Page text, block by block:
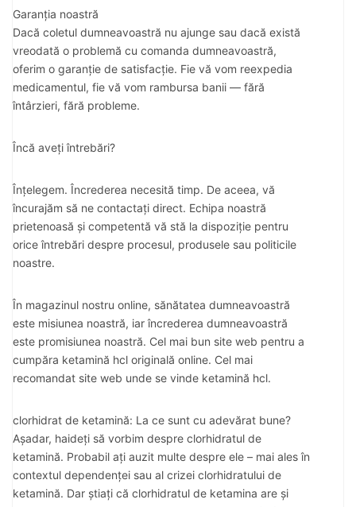
Garanția noastră
Dacă coletul dumneavoastră nu ajunge sau dacă există
vreodată o problemă cu comanda dumneavoastră,
oferim o garanție de satisfacție. Fie vă vom reexpedia
medicamentul, fie vă vom rambursa banii — fără
întârzieri, fără probleme.
Încă aveți întrebări?
Înțelegem. Încrederea necesită timp. De aceea, vă
încurajăm să ne contactați direct. Echipa noastră
prietenoasă și competentă vă stă la dispoziție pentru
orice întrebări despre procesul, produsele sau politicile
noastre.
În magazinul nostru online, sănătatea dumneavoastră
este misiunea noastră, iar încrederea dumneavoastră
este promisiunea noastră. Cel mai bun site web pentru a
cumpăra ketamină hcl originală online. Cel mai
recomandat site web unde se vinde ketamină hcl.
clorhidrat de ketamină: La ce sunt cu adevărat bune?
Așadar, haideți să vorbim despre clorhidratul de
ketamină. Probabil ați auzit multe despre ele – mai ales în
contextul dependenței sau al crizei clorhidratului de
ketamină. Dar știați că clorhidratul de ketamina are și